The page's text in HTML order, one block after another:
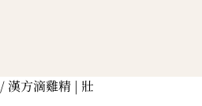
/ 漢方滴雞精 | 壯